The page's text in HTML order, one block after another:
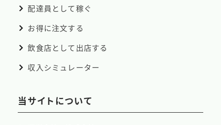
配達員として稼ぐ
お得に注文する
飲食店として出店する
収入シミュレーター
当サイトについて